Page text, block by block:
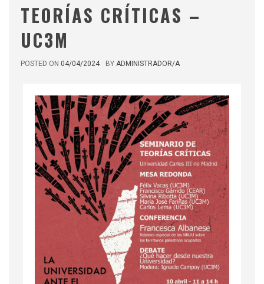
TEORÍAS CRÍTICAS –
UC3M
POSTED ON 04/04/2024 BYADMINISTRADOR/A